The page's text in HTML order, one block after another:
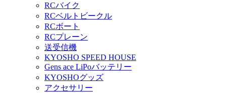
RCバイク
RCベルトビークル
RCボート
RCプレーン
送受信機
KYOSHO SPEED HOUSE
Gens ace LiPoバッテリー
KYOSHOグッズ
アクセサリー